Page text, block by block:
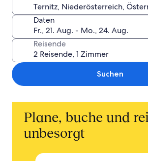
Daten
Reisende
Suchen
Plane, buche und
unbesorgt